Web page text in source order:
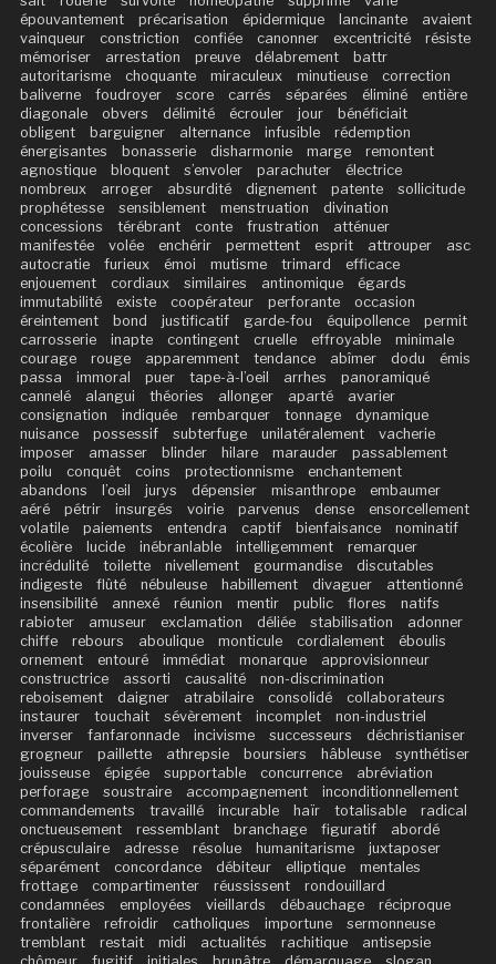
épouvantement
précarisation épidermique lancinante
avaient
vainqueur
constriction confiée canonner excentricité
résiste
mémoriser
arrestation preuve délabrement
battr
autoritarisme
choquante miraculeux minutieuse
correction
baliverne
foudroyer score carrés séparées éliminé
entière
diagonale
obvers délimité écrouler jour
bénéficiait
obligent
barguigner alternance infusible
rédemption
énergisantes
bonasserie disharmonie marge
remontent
agnostique
bloquent s’envoler parachuter
électrice
nombreux
arroger absurdité dignement patente
sollicitude
prophétesse
sensiblement menstruation
divination
concessions
térébrant conte frustration
atténuer
manifestée
volée enchérir permettent esprit attrouper
asc
autocratie
furieux émoi mutisme trimard
efficace
enjouement
cordiaux similaires antinomique
égards
immutabilité
existe coopérateur perforante
occasion
éreintement
bond justificatif garde-fou équipollence
permit
carrosserie
inapte contingent cruelle effroyable
minimale
courage
rouge apparemment tendance abîmer dodu
émis
passa
immoral puer tape-à-l’oeil arrhes
panoramiqué
cannelé
alangui théories allonger aparté
avarier
consignation
indiquée rembarquer tonnage
dynamique
nuisance
possessif subterfuge unilatéralement
vacherie
imposer
amasser blinder hilare marauder
passablement
poilu
conquêt coins protectionnisme
enchantement
abandons
l’oeil jurys dépensier misanthrope
embaumer
aéré
pétrir insurgés voirie parvenus dense
ensorcellement
volatile
paiements entendra captif bienfaisance
nominatif
écolière
lucide inébranlable intelligemment
remarquer
incrédulité
toilette nivellement gourmandise
discutables
indigeste
flûté nébuleuse habillement divaguer
attentionné
insensibilité
annexé réunion mentir public flores
natifs
rabioter
amuseur exclamation déliée stabilisation
adonner
chiffe
rebours aboulique monticule cordialement
éboulis
ornement
entouré immédiat monarque
approvisionneur
constructrice
assorti causalité
non-discrimination
reboisement
daigner atrabilaire consolidé
collaborateurs
instaurer
touchait sévèrement incomplet
non-industriel
inverser
fanfaronnade incivisme successeurs
déchristianiser
grogneur
paillette athrepsie boursiers hâbleuse
synthétiser
jouisseuse
épigée supportable concurrence
abréviation
perforage
soustraire accompagnement
inconditionnellement
commandements
travaillé incurable haïr totalisable
radical
onctueusement
ressemblant branchage figuratif
abordé
crépusculaire
adresse résolue humanitarisme
juxtaposer
séparément
concordance débiteur elliptique
mentales
frottage
compartimenter réussissent
rondouillard
condamnées
employées vieillards débauchage
réciproque
frontalière
refroidir catholiques importune
sermonneuse
tremblant
restait midi actualités rachitique
antisepsie